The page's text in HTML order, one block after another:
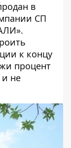
в
СП
к концу
процент
и не